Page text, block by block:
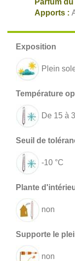
Apports :
Plein
De 15 à
-10 °C
non
non